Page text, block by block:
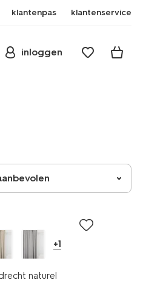
klantenpas klantenservice
inloggen
+1
naturel